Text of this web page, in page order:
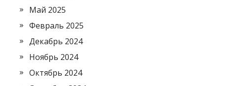
Май 2025
Февраль 2025
Декабрь 2024
Ноябрь 2024
Октябрь 2024